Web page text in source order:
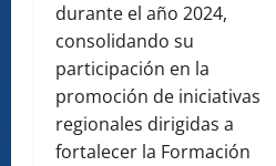
durante el año 2024,
consolidando su
participación en la
promoción de iniciativas
regionales dirigidas a
fortalecer la Formación